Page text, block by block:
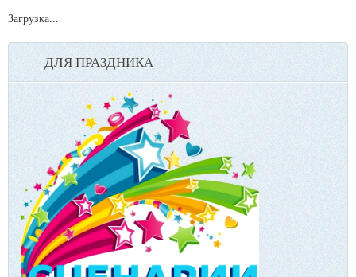
Загрузка...
ДЛЯ ПРАЗДНИКА